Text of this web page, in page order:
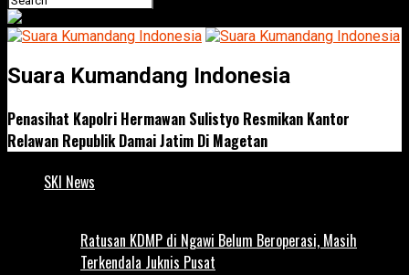
Suara Kumandang Indonesia
Penasihat Kapolri Hermawan Sulistyo Resmikan Kantor
Relawan Republik Damai Jatim Di Magetan
SKI News
Ratusan KDMP di Ngawi Belum Beroperasi, Masih
Terkendala Juknis Pusat